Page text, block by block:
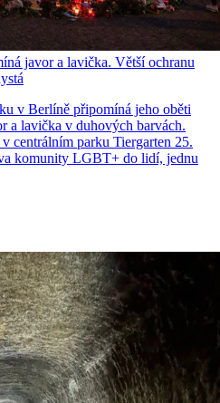
javor a lavička. Větší ochranu
v Berlíně připomíná jeho oběti
a lavička v duhových barvách.
centrálním parku Tiergarten 25.
komunity LGBT+ do lidí, jednu